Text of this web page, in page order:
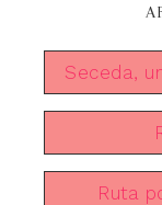
Seceda,
Ruta